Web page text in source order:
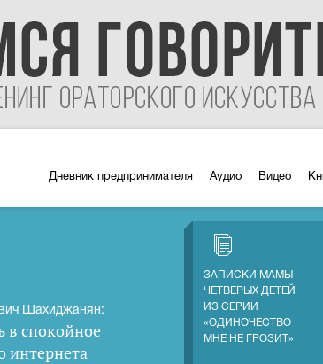
Дневник предпринимателя Аудио Видео
Шахиджанян:
в спокойное
интернета
ЗАПИСКИ МАМЫ
ЧЕТВЕРЫХ ДЕТЕЙ
ИЗ СЕРИИ
«ОДИНОЧЕСТВО
МНЕ НЕ ГРОЗИТ»